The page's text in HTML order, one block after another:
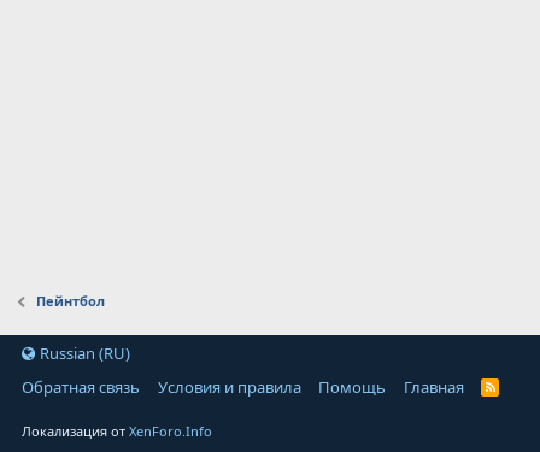
Пейнтбол
Russian (RU)
Обратная связь
Условия и правила Помощь Главная
Локализация отXenForo.Info